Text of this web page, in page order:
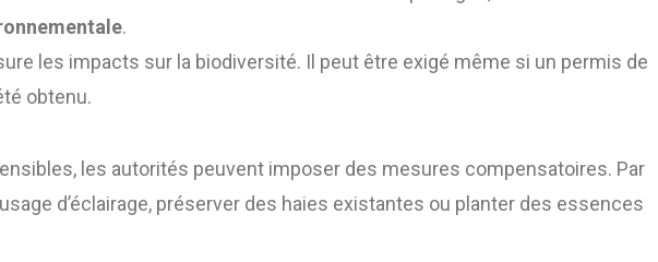
.
les impacts sur la biodiversité. Il peut être exigé même si un permis de
obtenu.
les autorités peuvent imposer des mesures compensatoires. Par
d’éclairage, préserver des haies existantes ou planter des essences